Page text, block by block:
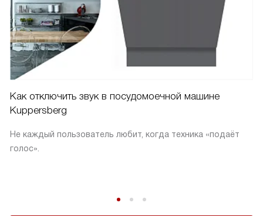
Как отключить звук в посудомоечной машине
Kuppersberg
Не каждый пользователь любит, когда техника «подаёт
голос».